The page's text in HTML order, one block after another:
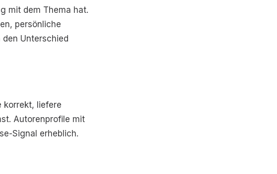
mit dem Thema hat.
persönliche
Unterschied
korrekt, liefere
Autorenprofile mit
Signal erheblich.